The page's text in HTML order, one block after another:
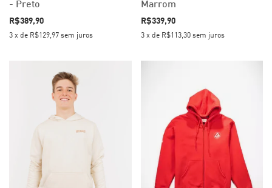
- Preto
R$389,90
3 x de R$129,97 sem juros
Marrom
R$339,90
3 x de R$113,30 sem juros